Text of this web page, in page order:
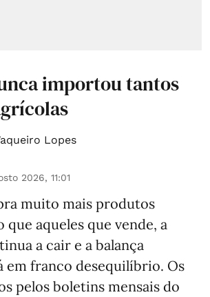
importou tantos
Lopes
2026, 11:01
muito mais produtos
que aqueles que vende, a
a cair e a balança
em franco desequilíbrio. Os
pelos boletins mensais do